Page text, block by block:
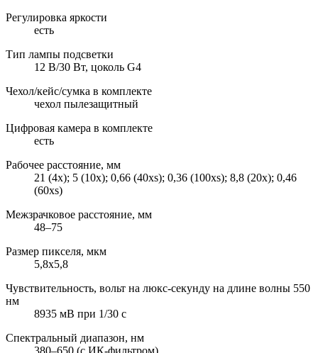
Регулировка яркости
есть
Тип лампы подсветки
12 В/30 Вт, цоколь G4
Чехол/кейс/сумка в комплекте
чехол пылезащитный
Цифровая камера в комплекте
есть
Рабочее расстояние, мм
21 (4x); 5 (10x); 0,66 (40xs); 0,36 (100xs); 8,8 (20х); 0,46
(60хs)
Межзрачковое расстояние, мм
48–75
Размер пикселя, мкм
5,8x5,8
Чувствительность, вольт на люкс-секунду на длине волны 550
нм
8935 мВ при 1/30 с
Спектральный диапазон, нм
380–650 (с ИК-фильтром)